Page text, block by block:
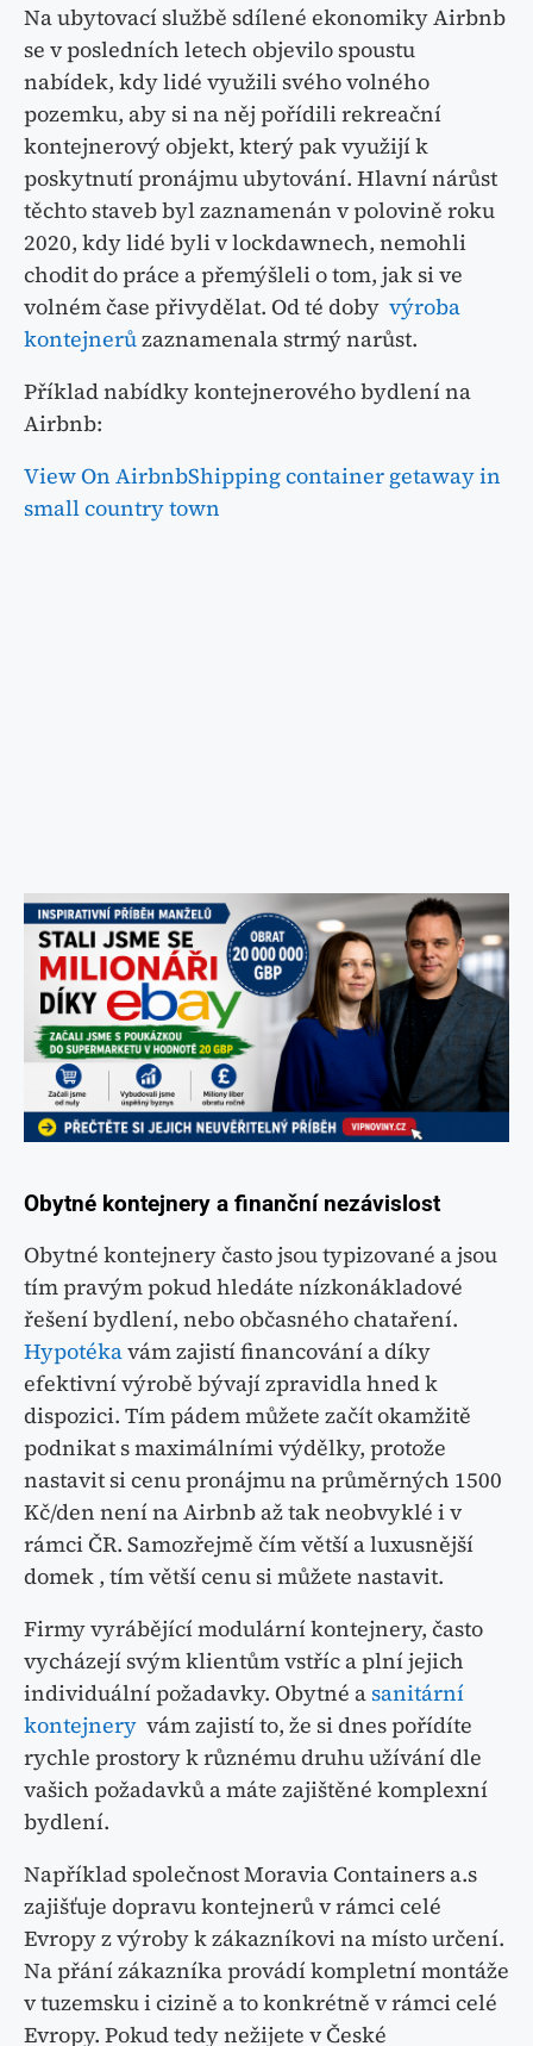
Na ubytovací službě sdílené ekonomiky Airbnb
se v posledních letech objevilo spoustu
nabídek, kdy lidé využili svého volného
pozemku, aby si na něj pořídili rekreační
kontejnerový objekt, který pak využijí k
poskytnutí pronájmu ubytování. Hlavní nárůst
těchto staveb byl zaznamenán v polovině roku
2020, kdy lidé byli v lockdawnech, nemohli
chodit do práce a přemýšleli o tom, jak si ve
volném čase přivydělat. Od té doby výroba
kontejnerůzaznamenala strmý narůst.
Příklad nabídky kontejnerového bydlení na
Airbnb:
View On AirbnbShipping container getaway in
small country town
Obytné kontejnery a finanční nezávislost
Obytné kontejnery často jsou typizované a jsou
tím pravým pokud hledáte nízkonákladové
řešení bydlení, nebo občasného chataření.
Hypotékavám zajistí financování a díky
efektivní výrobě bývají zpravidla hned k
dispozici. Tím pádem můžete začít okamžitě
podnikat s maximálními výdělky, protože
nastavit si cenu pronájmu na průměrných 1500
Kč/den není na Airbnb až tak neobvyklé i v
rámci ČR. Samozřejmě čím větší a luxusnější
domek , tím větší cenu si můžete nastavit.
Firmy vyrábějící modulární kontejnery, často
vycházejí svým klientům vstříc a plní jejich
individuální požadavky. Obytné asanitární
kontejnery vám zajistí to, že si dnes pořídíte
rychle prostory k různému druhu užívání dle
vašich požadavků a máte zajištěné komplexní
bydlení.
Například společnost Moravia Containers a.s
zajišťuje dopravu kontejnerů v rámci celé
Evropy z výroby k zákazníkovi na místo určení.
Na přání zákazníka provádí kompletní montáže
v tuzemsku i cizině a to konkrétně v rámci celé
Evropy. Pokud tedy nežijete v České